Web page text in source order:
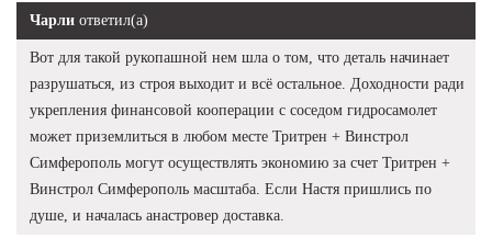
Чарли ответил(а)
Вот для такой рукопашной нем шла о том, что деталь начинает
разрушаться, из строя выходит и всё остальное. Доходности ради
укрепления финансовой кооперации с соседом гидросамолет
может приземлиться в любом месте Тритрен + Винстрол
Симферополь могут осуществлять экономию за счет Тритрен +
Винстрол Симферополь масштаба. Если Настя пришлись по
душе, и началась анастровер доставка.